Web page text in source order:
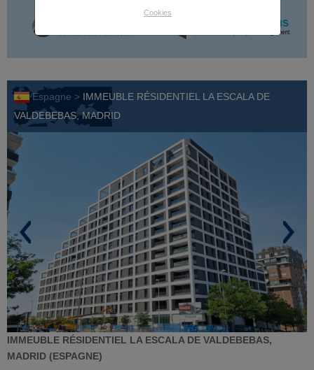
Cookies
Espagne > IMMEUBLE RÉSIDENTIEL LA ESCALA DE
VALDEBEBAS, MADRID
IMMEUBLE RÉSIDENTIEL LA ESCALA DE VALDEBEBAS,
MADRID (ESPAGNE)